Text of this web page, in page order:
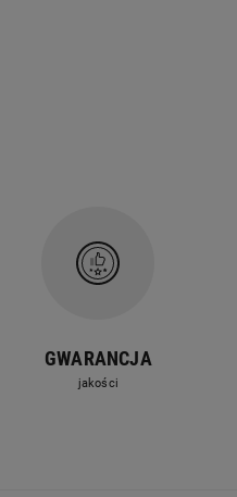
GWARANCJA
jakości